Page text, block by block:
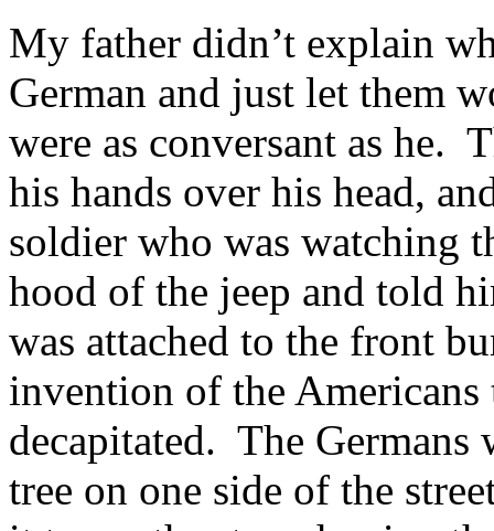
My father didn’t explain
German and just let them
were as conversant as he.
his hands over his head,
soldier who was watching
hood of the jeep and told
was attached to the front
invention of the
decapitated. The
tree on one side of the